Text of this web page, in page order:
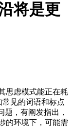
将是更
虑模式能正在耗
常见的词语和标点
题，有阐发指出，
的环境下，可能需